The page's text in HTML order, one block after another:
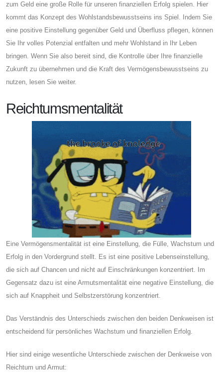
zum Geld eine große Rolle für unseren finanziellen Erfolg spielen. Hier
kommt das Konzept des Wohlstandsbewusstseins ins Spiel. Indem Sie
eine positive Einstellung gegenüber Geld und Überfluss pflegen, können
Sie Ihr volles Potenzial entfalten und mehr Wohlstand in Ihr Leben
bringen. Wenn Sie also bereit sind, die Kontrolle über Ihre finanzielle
Zukunft zu übernehmen und die Kraft des Vermögensbewusstseins zu
nutzen, lesen Sie weiter.
Reichtumsmentalität
Eine Vermögensmentalität ist eine Einstellung, die Fülle, Wachstum und
Erfolg in den Vordergrund stellt. Es ist eine positive Lebenseinstellung,
die sich auf Chancen und nicht auf Einschränkungen konzentriert. Im
Gegensatz dazu ist eine Armutsmentalität eine negative Einstellung, die
sich auf Knappheit und Selbstzerstörung konzentriert.
Das Verständnis des Unterschieds zwischen den beiden Denkweisen ist
entscheidend für persönliches Wachstum und finanziellen Erfolg.
Hier sind einige wesentliche Unterschiede zwischen der Denkweise von
Reichtum und Armut: